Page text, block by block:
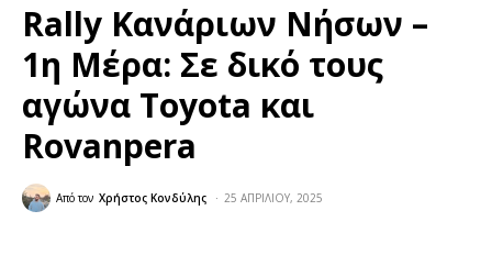
Rally Κανάριων Νήσων –
1η Μέρα: Σε δικό τους
αγώνα Toyota και
Rovanpera
Από τον Χρήστος Κονδύλης 25 ΑΠΡΙΛΊΟΥ, 2025